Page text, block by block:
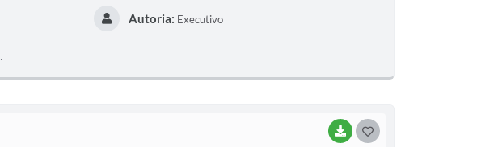
Autoria: Executivo
BAIXAR